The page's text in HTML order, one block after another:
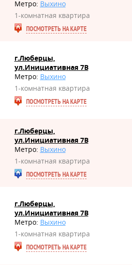
Метро: Выхино
1-комнатная квартира
ПОСМОТРЕТЬ НА КАРТЕ
г.Люберцы,
ул.Инициативная 7В
Метро: Выхино
1-комнатная квартира
ПОСМОТРЕТЬ НА КАРТЕ
г.Люберцы,
ул.Инициативная 7В
Метро: Выхино
1-комнатная квартира
ПОСМОТРЕТЬ НА КАРТЕ
г.Люберцы,
ул.Инициативная 7В
Метро: Выхино
1-комнатная квартира
ПОСМОТРЕТЬ НА КАРТЕ